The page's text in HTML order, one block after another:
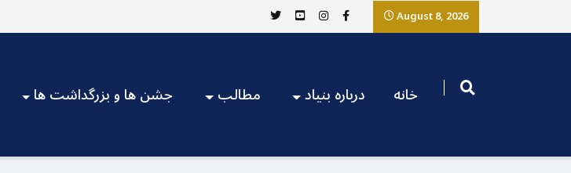
August 8, 2026
جشن ها و بزرگداشت ها مطالب درباره بنیاد خانه